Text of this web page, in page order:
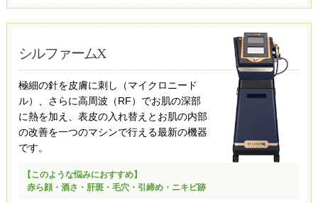
シルファームX
極細の針を皮膚に刺し（マイクロニード
ル）、さらに高周波（RF）でお肌の深部
に熱を加え、表皮の入れ替えとお肌の内部
の改善を一つのマシンで行える最新の機器
です。
【このような悩みにおすすめ】
赤ら顔・酒さ・肝斑・毛穴・引締め・ニキビ跡